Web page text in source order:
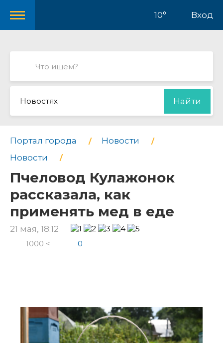
10° Вход
Новостях Найти
Портал города
Новости
Новости
Пчеловод Кулажонок
рассказала, как
применять мед в еде
21 мая, 18:12
1000 < 0